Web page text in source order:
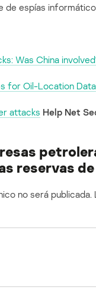
de espías
Was China
for Oil-Location Data
attacks Help Net
reservas
no será publicada.